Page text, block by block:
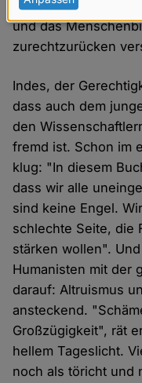
anderen
und das
zurechtzurücken
Indes, der
dass auch dem
den
fremd ist. Schon im
klug: "In diesem
dass wir alle
sind keine Engel.
schlechte Seite, die
stärken wollen".
Humanisten mit der
darauf: Altruismus
ansteckend.
Großzügigkeit", rät
hellem Tageslicht.
noch als töricht und
Daten
und